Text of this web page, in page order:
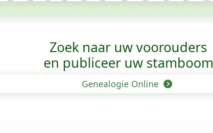
Zoek naar uw voorouders
en publiceer uw stamboom
Genealogie Online